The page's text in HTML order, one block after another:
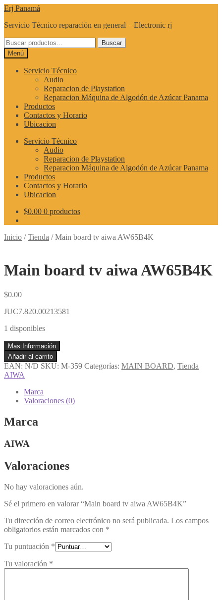
Ir
la
Ir
contenido
Erj Panamá
Servicio Técnico reparación en general – Electronic rj
Buscar
por:
Buscar
Menú
Servicio Técnico
Audio
Reparacion de Playstation
Reparacion Máquina de Algodón de Azúcar Panama
Productos
Contactos y Horario
Ubicacion
Servicio Técnico
Audio
Reparacion de Playstation
Reparacion Máquina de Algodón de Azúcar Panama
Productos
Contactos y Horario
Ubicacion
$0.00 0 productos
Inicio /Tienda /Main board tv aiwa AW65B4K
Main board tv aiwa AW65B4K
$0.00
JUC7.820.00213581
1 disponibles
Mas Información
Main
board
tv
AW65B4K
cantidad
Añadir al carrito
EAN: N/D SKU: M-359 Categorías: MAIN BOARD, Tienda
AIWA
Marca
Valoraciones (0)
Marca
AIWA
Valoraciones
No hay valoraciones aún.
Sé el primero en valorar “Main board tv aiwa AW65B4K”
Tu dirección de correo electrónico no será publicada. Los campos
obligatorios están marcados con *
Tu puntuación *
Tu valoración *